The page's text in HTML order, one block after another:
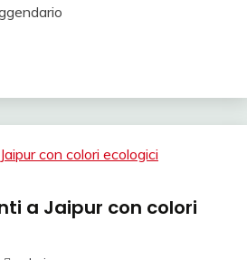
a Jaipur con colori